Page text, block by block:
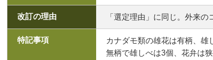
改訂の理由 「選定理由」に同じ。外来
特記事項
カナダモ類の雄花は有柄、雄
無柄で雄しべは3個、花弁は